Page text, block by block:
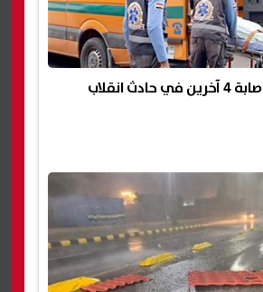
مصرع شخص وإصابة 4 آخرين في حادث انقلاب